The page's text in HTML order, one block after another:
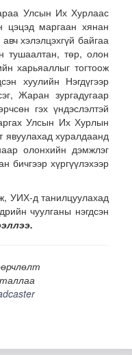
Улсын Их Хурлаас
цэцэд маргаан хянан
хэлэлцэхгүй байгаа
тушаалтан, төр, олон
харьяаллыг тогтоож
хуулийн Нэгдүгээр
Жаран зургадугаар
гэх үндэслэлтэй
Улсын Их Хурлын
явуулахад хуралдаанд
олонхийн дэмжлэг
бичгээр хүргүүлэхээр
УИХ-д танилцуулахад
чуулганы нэгдсэн